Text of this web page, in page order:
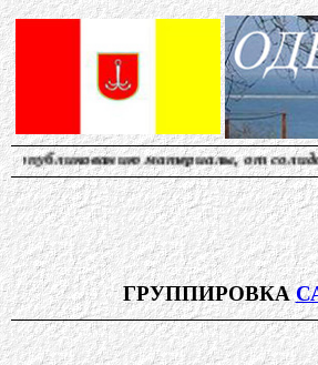
от солидарных с нами
ГРУППИРОВКА